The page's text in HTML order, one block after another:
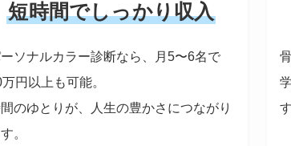
短時間でしっかり収入
ソナルカラー診断なら、月5〜6名で
円以上も可能。
のゆとりが、人生の豊かさにつながり
。